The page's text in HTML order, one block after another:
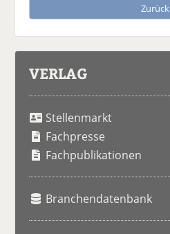
Zurück
VERLAG
Stellenmarkt
Fachpresse
Fachpublikationen
Branchendatenbank